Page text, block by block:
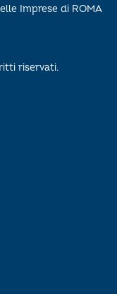
Imprese di ROMA
riservati.